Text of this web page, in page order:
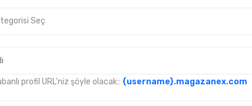
Seç
profil URL'niz şöyle olacak:: {username}.magazanex.com